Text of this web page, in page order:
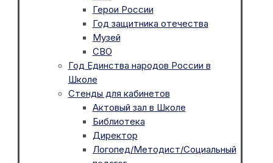
Герои России
Год защитника отечества
Музей
СВО
Год Единства народов России в
Школе
Стенды для кабинетов
Актовый зал в Школе
Библиотека
Директор
Логопед/Методист/Социальный